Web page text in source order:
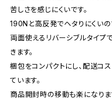
苦しさを感じにくいです。
190Nと高反発でヘタりにくいの
両面使えるリバーシブルタイプ
きます。
梱包をコンパクトにし、配送コ
ています。
商品開封時の移動も楽になりま